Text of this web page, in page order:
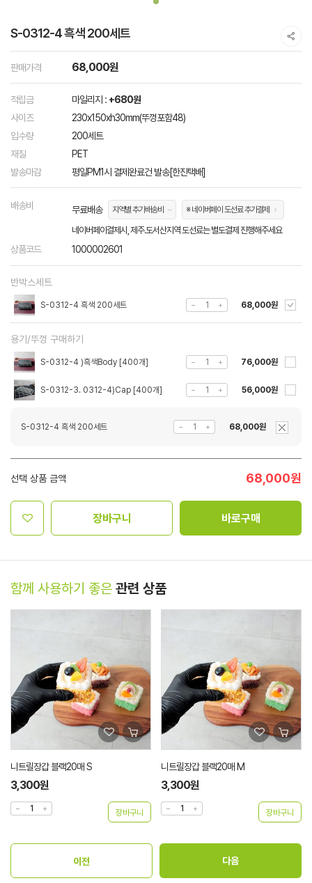
S-0312-4 흑색 200세트
판매가격 68,000원
적립금 마일리지 : +680원
사이즈
230x150xh30mm(뚜껑포함48)
입수량
200세트
재질
PET
발송마감
평일PM1시 결제완료건 발송[한진택배]
배송비 무료배송 지역별 추가배송비 ※ 네이버페이 도선료 추가결제
네이버페이결제시, 제주.도서산지역 도선료는 별도결제 진행해주세요
상품코드 1000002601
반박스세트
S-0312-4 흑색 200세트 68,000원
용기/뚜껑 구매하기
S-0312-4 )흑색Body [400개] 76,000원
S-0312-3. 0312-4)Cap [400개] 56,000원
S-0312-4 흑색 200세트 68,000원
선택 상품 금액 68,000원
장바구니 바로구매
함께 사용하기 좋은 관련 상품
니트릴장갑 블랙20매 S
3,300원
니트릴장갑 블랙20매 M
3,300원